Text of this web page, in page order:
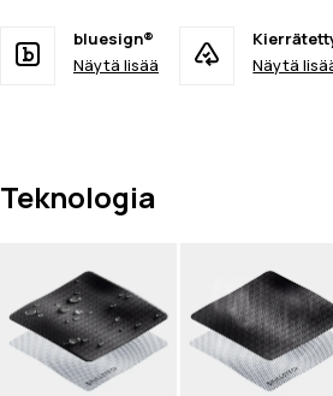
bluesign®
Näytä lisää
Näytä
Teknologia